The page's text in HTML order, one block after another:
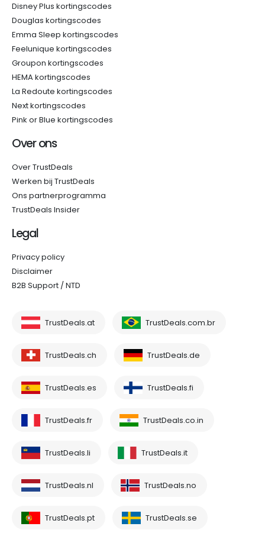
Disney Plus kortingscodes
Douglas kortingscodes
Emma Sleep kortingscodes
Feelunique kortingscodes
Groupon kortingscodes
HEMA kortingscodes
La Redoute kortingscodes
Next kortingscodes
Pink or Blue kortingscodes
Over ons
Over TrustDeals
Werken bij TrustDeals
Ons partnerprogramma
TrustDeals Insider
Legal
Privacy policy
Disclaimer
B2B Support / NTD
TrustDeals.at TrustDeals.com.br
TrustDeals.ch TrustDeals.de
TrustDeals.es TrustDeals.fi
TrustDeals.fr TrustDeals.co.in
TrustDeals.li TrustDeals.it
TrustDeals.nl TrustDeals.no
TrustDeals.pt TrustDeals.se